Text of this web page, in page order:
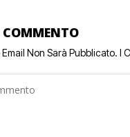
Non Sarà Pubblicato. I